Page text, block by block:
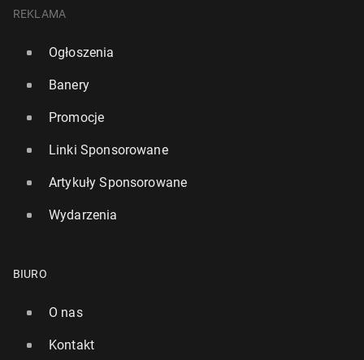
REKLAMA
Ogłoszenia
Banery
Promocje
Linki Sponsorowane
Artykuły Sponsorowane
Wydarzenia
BIURO
O nas
Kontakt